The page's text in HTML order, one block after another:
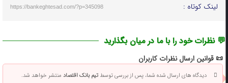
لینک کوتاه : https://bankeghtesad.com/?p=345098
💬 نظرات خود را با ما در میان بگذارید
📜 قوانین ارسال نظرات کاربران
دیدگاه های ارسال شده شما، پس از بررسی توسطتیم بانک اقتصادمنتشر خواهد شد.